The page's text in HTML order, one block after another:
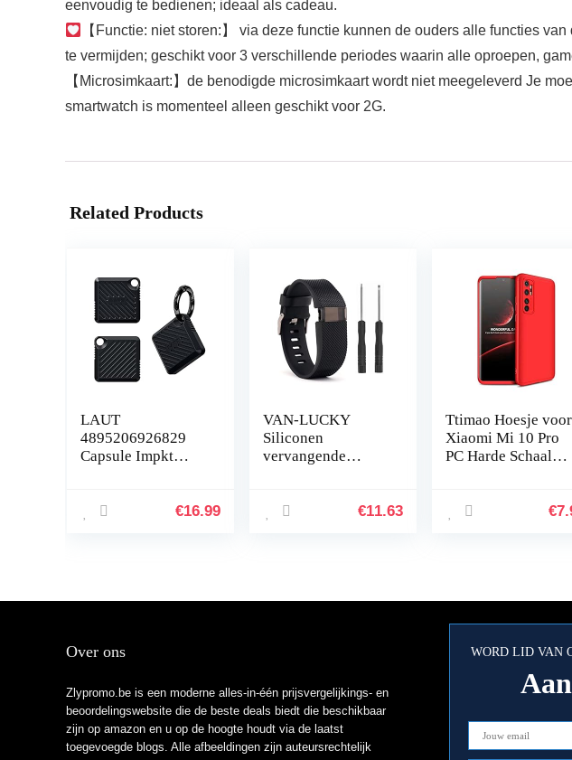
eenvoudig te bedienen; ideaal als cadeau.
【Functie: niet storen:】 via deze functie kunnen de ouders alle functies
te vermijden; geschikt voor 3 verschillende periodes waarin alle oproepen,
【Microsimkaart:】de benodigde microsimkaart wordt niet meegeleverd Je
smartwatch is momenteel alleen geschikt voor 2G.
Related Products
LAUT
4895206926829
Capsule Impkt
€16.99
VAN-LUCKY
Siliconen
vervangende
armband voor
€11.63
Ttimao Hoesje voor
Xiaomi Mi 10 Pro
PC Harde Schaal
Protector
€
Over ons
Zlypromo.be is een moderne alles-in-één prijsvergelijkings- en
beoordelingswebsite die de beste deals biedt die beschikbaar
zijn op amazon en u op de hoogte houdt via de laatst
toegevoegde blogs. Alle afbeeldingen zijn auteursrechtelijk
WORD LID VAN